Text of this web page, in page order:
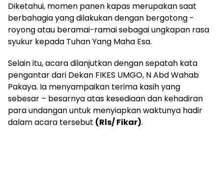
Diketahui, momen panen kapas merupakan saat
berbahagia yang dilakukan dengan bergotong -
royong atau beramai-ramai sebagai ungkapan rasa
syukur kepada Tuhan Yang Maha Esa.
Selain itu, acara dilanjutkan dengan sepatah kata
pengantar dari Dekan FIKES UMGO, N Abd Wahab
Pakaya. Ia menyampaikan terima kasih yang
sebesar – besarnya atas kesediaan dan kehadiran
para undangan untuk menyiapkan waktunya hadir
dalam acara tersebut (Rls/ Fikar).